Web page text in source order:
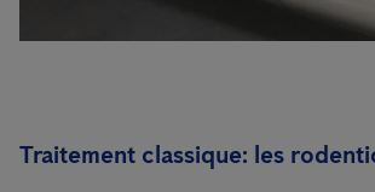
Traitement classique: les